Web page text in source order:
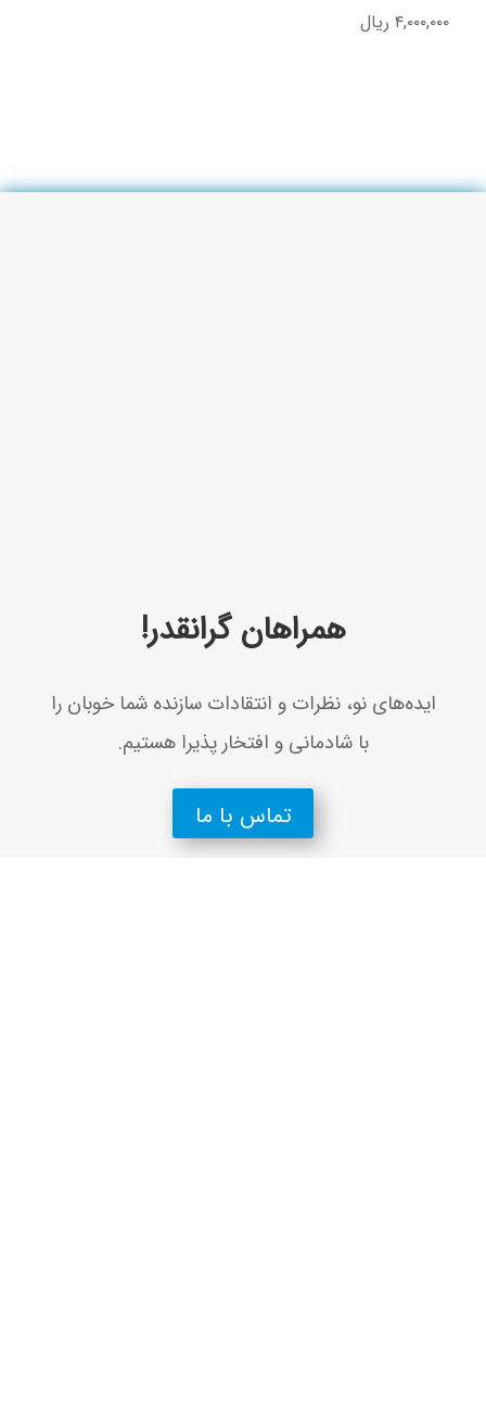
۴,۰۰۰,۰۰۰ ریال
همراهان گرانقدر!
ايده‌های نو، نظرات و انتقادات سازنده شما خوبان را
با شادمانی و افتخار پذيرا هستيم.
تماس با ما